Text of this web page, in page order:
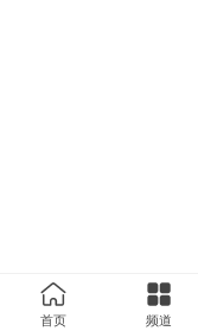
首页 频道